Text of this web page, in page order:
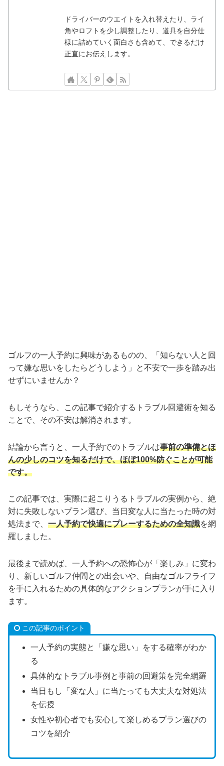
ドライバーのウエイトを入れ替えたり、ライ
角やロフトを少し調整したり、道具を自分仕
様に詰めていく面白さも含めて、できるだけ
正直にお伝えします。
ゴルフの一人予約に興味があるものの、「知らない人と回
って嫌な思いをしたらどうしよう」と不安で一歩を踏み出
せずにいませんか？
もしそうなら、この記事で紹介するトラブル回避術を知る
ことで、その不安は解消されます。
結論から言うと、一人予約でのトラブルは事前の準備とほ
んの少しのコツを知るだけで、ほぼ100%防ぐことが可能
です。
この記事では、実際に起こりうるトラブルの実例から、絶
対に失敗しないプラン選び、当日変な人に当たった時の対
処法まで、 一人予約で快適にプレーするための全知識を網
羅しました。
最後まで読めば、一人予約への恐怖心が「楽しみ」に変わ
り、新しいゴルフ仲間との出会いや、自由なゴルフライフ
を手に入れるための具体的なアクションプランが手に入り
ます。
この記事のポイント
一人予約の実態と「嫌な思い」をする確率がわか
る
具体的なトラブル事例と事前の回避策を完全網羅
当日もし「変な人」に当たっても大丈夫な対処法
を伝授
女性や初心者でも安心して楽しめるプラン選びの
コツを紹介